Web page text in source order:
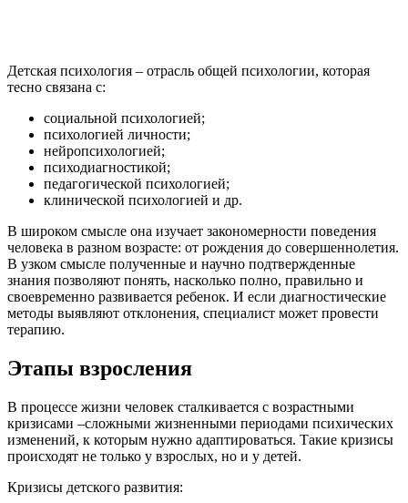
Детская психология – отрасль общей психологии, которая
тесно связана с:
социальной психологией;
психологией личности;
нейропсихологией;
психодиагностикой;
педагогической психологией;
клинической психологией и др.
В широком смысле она изучает закономерности поведения
человека в разном возрасте: от рождения до совершеннолетия.
В узком смысле полученные и научно подтвержденные
знания позволяют понять, насколько полно, правильно и
своевременно развивается ребенок. И если диагностические
методы выявляют отклонения, специалист может провести
терапию.
Этапы взросления
В процессе жизни человек сталкивается с возрастными
кризисами –сложными жизненными периодами психических
изменений, к которым нужно адаптироваться. Такие кризисы
происходят не только у взрослых, но и у детей.
Кризисы детского развития: